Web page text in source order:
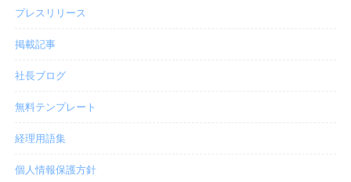
プレスリリース
掲載記事
社長ブログ
無料テンプレート
経理用語集
個人情報保護方針